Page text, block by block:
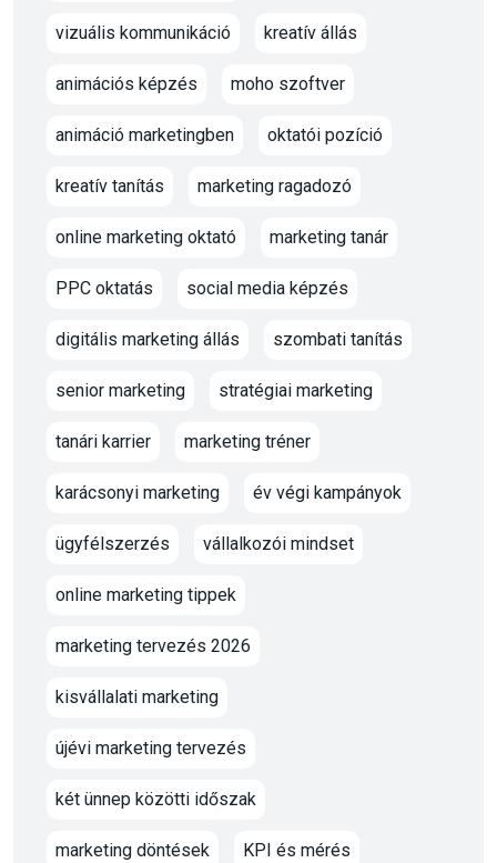
vizuális kommunikáció kreatív állás
animációs képzés moho szoftver
animáció marketingben oktatói pozíció
kreatív tanítás marketing ragadozó
online marketing oktató marketing tanár
PPC oktatás social media képzés
digitális marketing állás szombati tanítás
senior marketing stratégiai marketing
tanári karrier marketing tréner
karácsonyi marketing év végi kampányok
ügyfélszerzés vállalkozói mindset
online marketing tippek
marketing tervezés 2026
kisvállalati marketing
újévi marketing tervezés
két ünnep közötti időszak
marketing döntések KPI és mérés